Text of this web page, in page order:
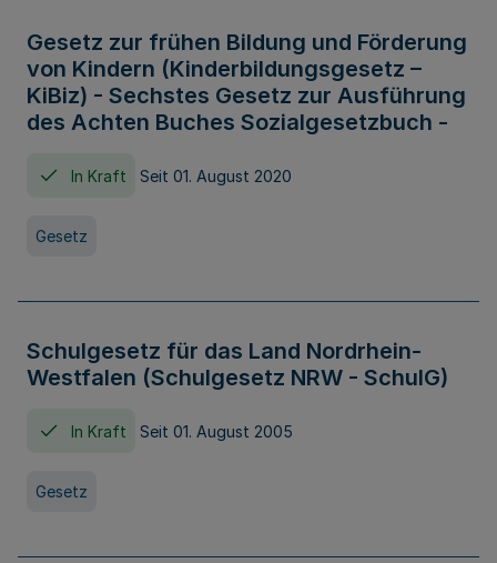
Gesetz zur frühen Bildung und Förderung
von Kindern (Kinderbildungsgesetz –
KiBiz) - Sechstes Gesetz zur Ausführung
des Achten Buches Sozialgesetzbuch -
In Kraft Seit 01. August 2020
Gesetz
Schulgesetz für das Land Nordrhein-
Westfalen (Schulgesetz NRW - SchulG)
In Kraft Seit 01. August 2005
Gesetz